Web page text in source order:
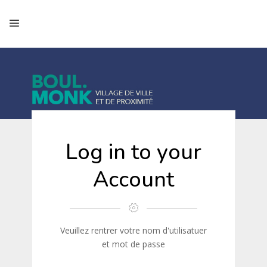
Log in to your
Account
Veuillez rentrer votre nom d'utilisatuer
et mot de passe